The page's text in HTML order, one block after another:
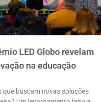
LED Globo revelam
na educação
que buscam novas soluções